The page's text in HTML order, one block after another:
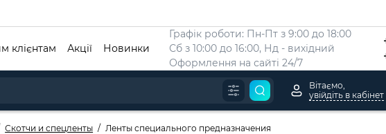
Графік роботи: Пн-Пт з 9:00 до 18:00
Сб з 10:00 до 16:00, Нд - вихідний
Оформлення на сайтi 24/7
клієнтам Акції Новинки
Вітаємо,
увійдіть в кабінет
Скотчи и спецленты Ленты специального предназначения